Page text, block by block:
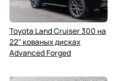
Toyota Land Cruiser 300 на
22" кованых дисках
Advanced Forged